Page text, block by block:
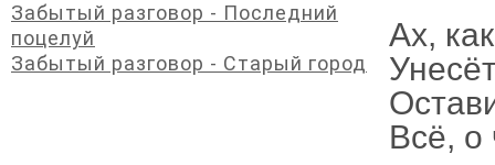
Ах,
Всё, о
Забытый разговор - Последний
поцелуй
Забытый разговор - Старый город